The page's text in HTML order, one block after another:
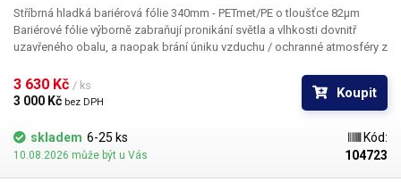
Stříbrná hladká bariérová fólie 340mm - PETmet/PE o tloušťce 82µm
Bariérové fólie výborně zabraňují pronikání světla a vlhkosti dovnitř
uzavřeného obalu, a naopak brání úniku vzduchu / ochranné atmosféry z
potravin, výrobků a materiálů, které jsou dlouhodobě uskladněny anebo
jsou přepravovány na velké vzdálenosti. Uvnitř uzavřeného obalu vzniká
stabilní mikroklima, které zpomaluje či zastavuje degradaci
uskladněných materiálů. Dle typu uskladňovaného materiálů je potřeba
obaly doplnit o vysoušedla, antikorozní přípravky či ochrannou
kopyta 340mm ale lze jí svařit také pomocí jakékoliv pákové svářečky z
3 630 Kč / ks
3 000 Kč bez DPH
Koupit
skladem 6-25 ks
10.08.2026 může být u Vás
Kód:
104723